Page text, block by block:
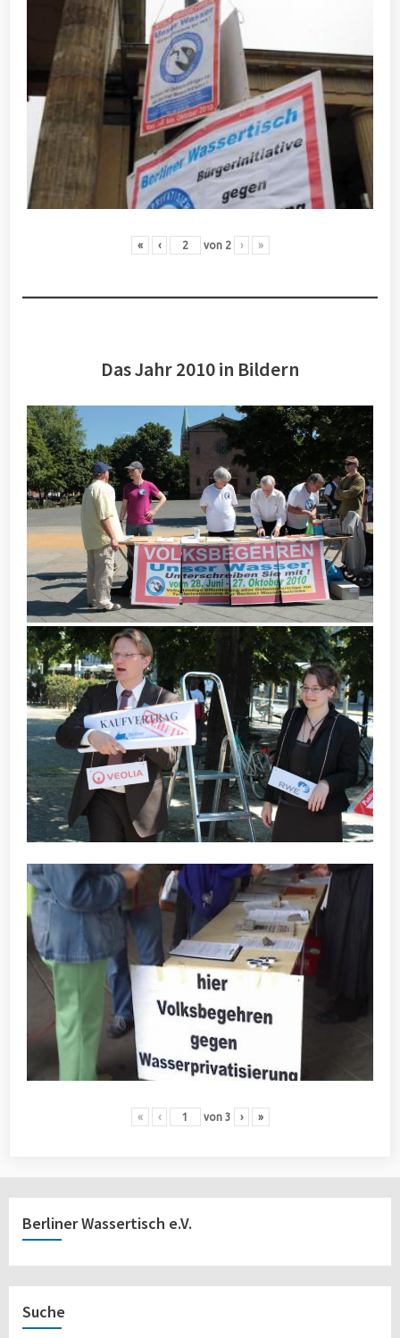
« ‹ von 2 › »
Das Jahr 2010 in Bildern
« ‹ von 3 › »
Berliner Wassertisch e.V.
Suche